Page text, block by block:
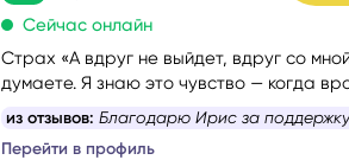
Сейчас онлайн
Страх «А вдруг не выйдет, вдруг со
думаете. Я знаю это чувство — когда
И тишина в голове невыносима.
из отзывов: Узнала много нового и
Перейти в профиль